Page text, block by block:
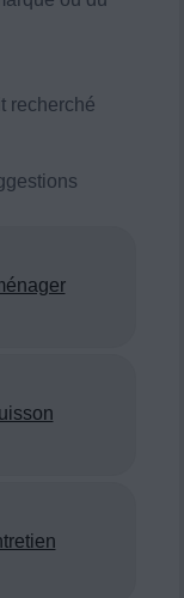
recherché